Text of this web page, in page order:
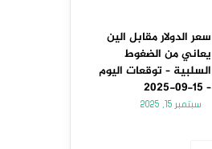
سعر الدولار مقابل الين
يعاني من الضغوط
السلبية – توقعات اليوم
– 15-09-2025
سبتمبر 15, 2025